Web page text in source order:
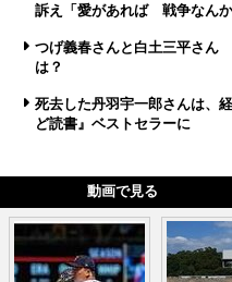
訴え「愛があれば 戦争なんか
つげ義春さんと白土三平さん
は？
死去した丹羽宇一郎さんは、
ど読書』ベストセラーに
動画で見る